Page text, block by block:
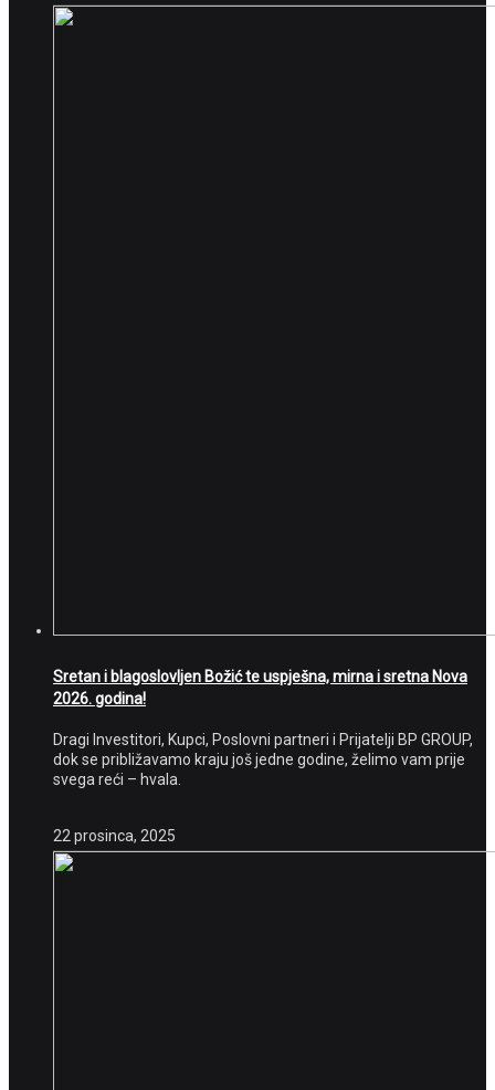
Sretan i blagoslovljen Božić te uspješna, mirna i sretna Nova
2026. godina!
Dragi Investitori, Kupci, Poslovni partneri i Prijatelji BP GROUP,
dok se približavamo kraju još jedne godine, želimo vam prije
svega reći – hvala.
22 prosinca, 2025